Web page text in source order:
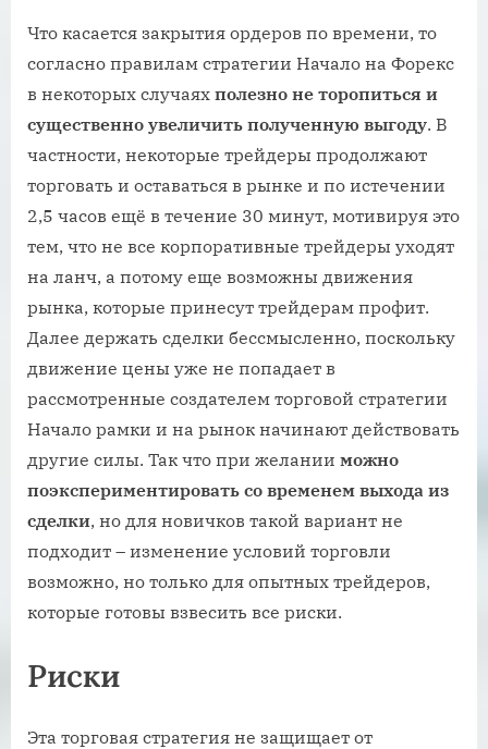
Что касается закрытия ордеров по времени, то
согласно правилам стратегии Начало на Форекс
в некоторых случаях полезно не торопиться и
существенно увеличить полученную выгоду. В
частности, некоторые трейдеры продолжают
торговать и оставаться в рынке и по истечении
2,5 часов ещё в течение 30 минут, мотивируя это
тем, что не все корпоративные трейдеры уходят
на ланч, а потому еще возможны движения
рынка, которые принесут трейдерам профит.
Далее держать сделки бессмысленно, поскольку
движение цены уже не попадает в
рассмотренные создателем торговой стратегии
Начало рамки и на рынок начинают действовать
другие силы. Так что при желании можно
поэкспериментировать со временем выхода из
сделки, но для новичков такой вариант не
подходит – изменение условий торговли
возможно, но только для опытных трейдеров,
которые готовы взвесить все риски.
Риски
Эта торговая стратегия не защищает от